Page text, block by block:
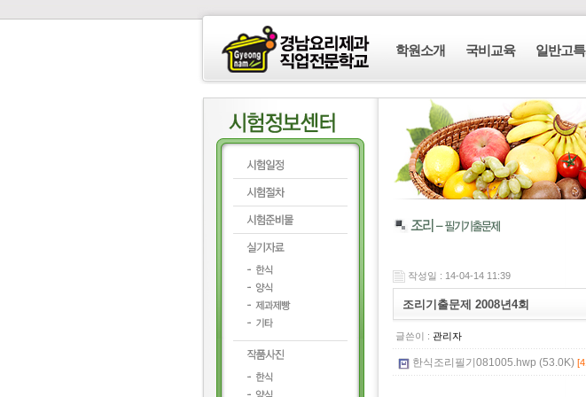
학원소개 국비교육 일반고
작성일 : 14-04-14 11:39
조리기출문제 2008년4회
글쓴이 : 관리자
한식조리필기081005.hwp (53.0K)